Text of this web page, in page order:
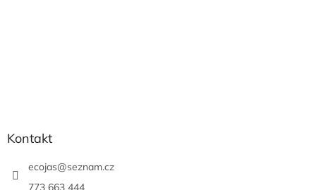
Kontakt
ecojas@seznam.cz